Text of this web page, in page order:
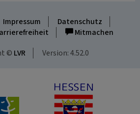
Impressum
Datenschutz
Mitmachen
© LVR Version: 4.52.0